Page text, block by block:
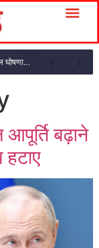
14 देशों की मौजूदगी में ब्रिक्स बैठक का समापन: भोपाल घोषणा पत्र अपनाया
बढ़ाने